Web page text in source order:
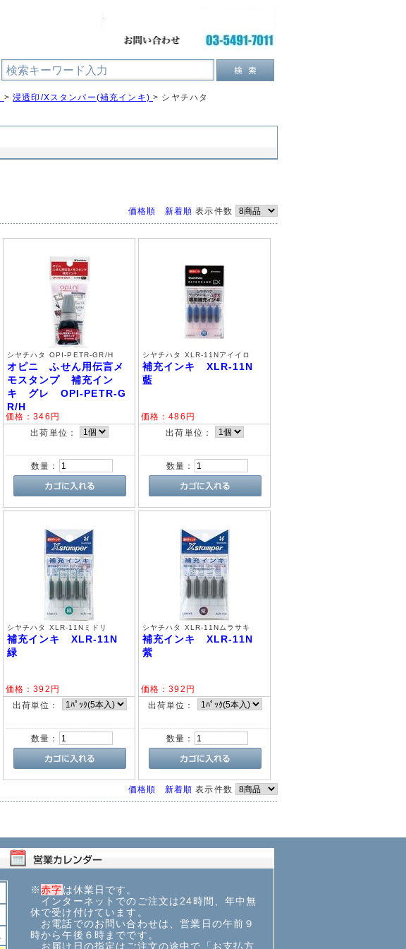
>浸透印/Xスタンパー(補充インキ) > シヤチハタ
価格順 新着順 表示件数
シヤチハタ OPI-PETR-GR/H
オピニ ふせん用伝言メ
モスタンプ 補充イン
キ グレ OPI-PETR-G
R/H
価格：346 円
出荷単位：
数量：
シヤチハタ XLR-11Nアイイロ
補充インキ XLR-11N
藍
価格：486 円
出荷単位：
数量：
シヤチハタ XLR-11Nミドリ
補充インキ XLR-11N
緑
価格：392 円
出荷単位：
数量：
シヤチハタ XLR-11Nムラサキ
補充インキ XLR-11N
紫
価格：392 円
出荷単位：
数量：
価格順 新着順 表示件数
※赤字は休業日です。
インターネットでのご注文は24時間、年中無
休で受け付けています。
お電話でのお問い合わせは、営業日の午前９
時から午後６時までです。
お届け日の指定はご注文の途中で「お支払方